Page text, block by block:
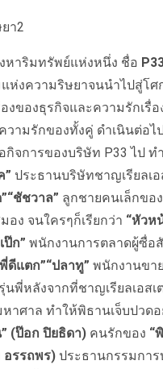
หาริมทรัพย์แห่งหนึ่ง ชื่อ
ห่งความริษยาจนนำไปสู่โ
ของธุรกิจและความรักเรื่อ
วามรักของทั้งคู่ ดำเนินต่อ
กิจการของบริษัท P33 ไป
” ประธานบริษัทชาญเรียลเ
“ชัชวาล” ลูกชายคนเล็กขอ
ง จนใครๆก็เรียกว่า “หัวห
ป๊ก” พนักงานการตลาดผู้ซื่อ
ดีแตก”“ปลาทู” พนักงานขาย
พี่หลังจากที่ชาญเรียลเอสเ
าศาล ทำให้พิธานเจ็บปวด
(ป๊อก ปิยธิดา) คนรักของ “
อรรถพร) ประธานกรรมกา